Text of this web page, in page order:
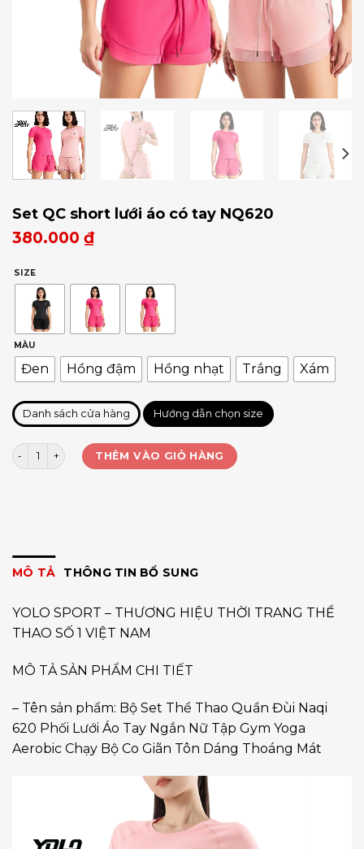
Set QC short lưới áo có tay NQ620
380.000 ₫
SIZE
MÀU
Đen Hồng đậm Hồng nhạt Trắng Xám
Danh sách cửa hàng Hướng dẫn chọn size
Set QC short lưới áo có tay NQ620 số lượng
THÊM VÀO GIỎ HÀNG
MÔ TẢ THÔNG TIN BỔ SUNG
YOLO SPORT – THƯƠNG HIỆU THỜI TRANG THỂ
THAO SỐ 1 VIỆT NAM
MÔ TẢ SẢN PHẨM CHI TIẾT
– Tên sản phẩm: Bộ Set Thể Thao Quần Đùi Naqi
620 Phối Lưới Áo Tay Ngắn Nữ Tập Gym Yoga
Aerobic Chạy Bộ Co Giãn Tôn Dáng Thoáng Mát